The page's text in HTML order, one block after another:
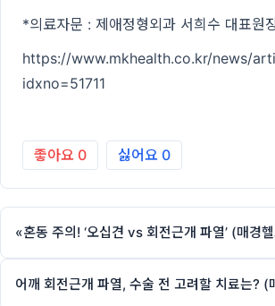
*의료자문 : 제애정형외과 서희수 대표원
https://www.mkhealth.co.kr/news/
idxno=51711
좋아요 0 싫어요 0
«